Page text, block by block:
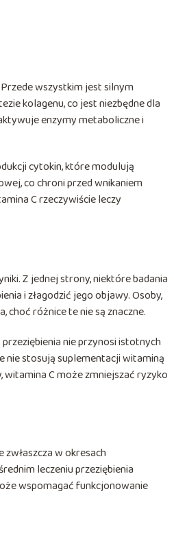
wszystkim jest silnym
kolagenu, co jest niezbędne dla
enzymy metaboliczne i
cytokin, które modulują
co chroni przed wnikaniem
C rzeczywiście leczy
Z jednej strony, niektóre badania
i złagodzić jego objawy. Osoby,
choć różnice te nie są znaczne.
nie przynosi istotnych
nie stosują suplementacji witaminą
witamina C może zmniejszać ryzyko
w okresach
leczeniu przeziębienia
wspomagać funkcjonowanie